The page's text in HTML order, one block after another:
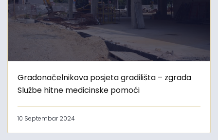
Gradonačelnikova posjeta gradilišta – zgrada
Službe hitne medicinske pomoći
10 Septembar 2024